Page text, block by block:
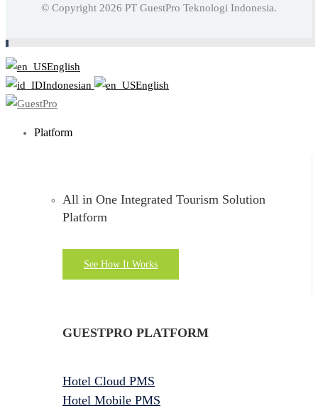
© Copyright 2026 PT GuestPro Teknologi Indonesia.
Baca juga: Strategi Menetapkan Hotel Rate Serta
English
Indonesian
English
Platform
All in One Integrated Tourism Solution
Platform
See How It Works
GUESTPRO PLATFORM
Hotel Cloud PMS
Hotel Mobile PMS